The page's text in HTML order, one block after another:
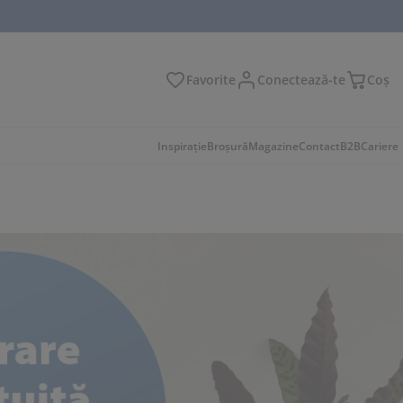
Favorite Conectează-te Coş
InspirațieBroșurăMagazineContactB2BCariere